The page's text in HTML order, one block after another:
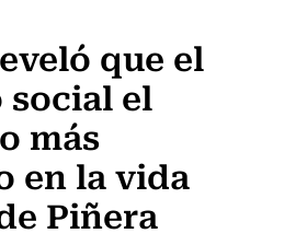
que el
el
más
en la vida
Piñera